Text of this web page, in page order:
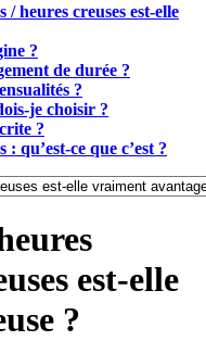
heures creuses est-elle
?
de durée ?
?
je choisir ?
?
qu’est-ce que c’est ?
est-elle
?